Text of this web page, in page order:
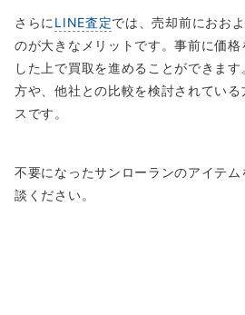
さらに LINE査定では、売却前におお
のが大きなメリットです。事前に価
した上で買取を進めることができま
方や、他社との比較を検討されてい
スです。
不要になったサンローランのアイテ
談ください。